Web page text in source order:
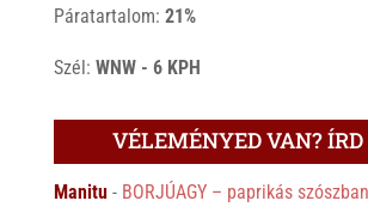
Páratartalom: 21%
Szél: WNW - 6 KPH
VÉLEMÉNYED VAN? ÍRD
Manitu- BORJÚAGY – paprikás szószban